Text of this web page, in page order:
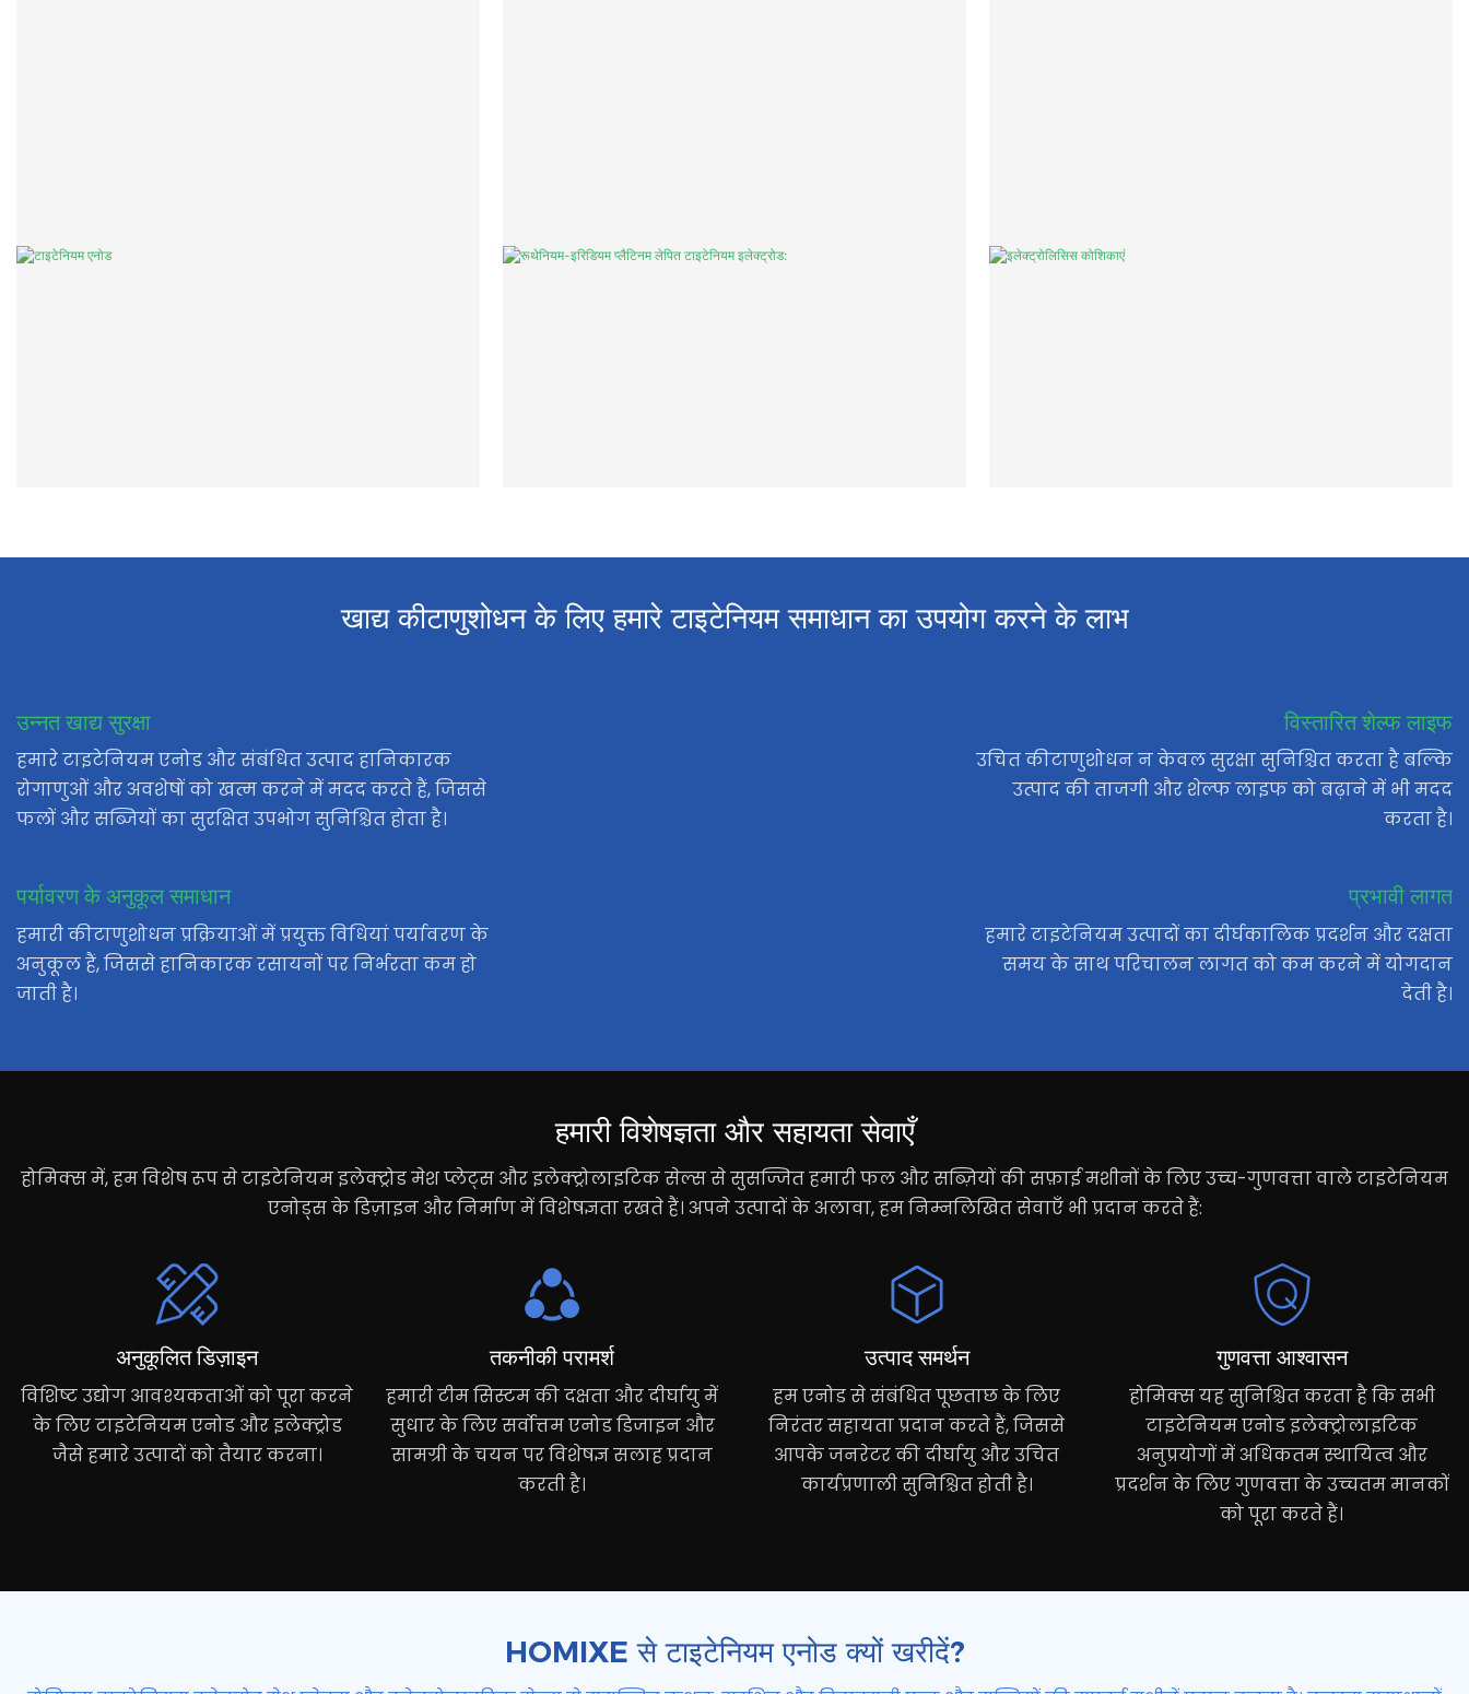
खाद्य कीटाणुशोधन के लिए हमारे टाइटेनियम समाधान का उपयोग करने के लाभ
उन्नत खाद्य सुरक्षा
हमारे टाइटेनियम एनोड और संबंधित उत्पाद हानिकारक
रोगाणुओं और अवशेषों को खत्म करने में मदद करते हैं, जिससे
फलों और सब्जियों का सुरक्षित उपभोग सुनिश्चित होता है।
पर्यावरण के अनुकूल समाधान
हमारी कीटाणुशोधन प्रक्रियाओं में प्रयुक्त विधियां पर्यावरण के
अनुकूल हैं, जिससे हानिकारक रसायनों पर निर्भरता कम हो
जाती है।
विस्तारित शेल्फ लाइफ
उचित कीटाणुशोधन न केवल सुरक्षा सुनिश्चित करता है बल्कि
उत्पाद की ताजगी और शेल्फ लाइफ को बढ़ाने में भी मदद
करता है।
प्रभावी लागत
हमारे टाइटेनियम उत्पादों का दीर्घकालिक प्रदर्शन और दक्षता
समय के साथ परिचालन लागत को कम करने में योगदान
देती है।
हमारी विशेषज्ञता और सहायता सेवाएँ
होमिक्स में, हम विशेष रूप से टाइटेनियम इलेक्ट्रोड मेश प्लेट्स और इलेक्ट्रोलाइटिक सेल्स से सुसज्जित हमारी फल और सब्ज़ियों की सफ़ाई मशीनों के लिए उच्च-गुणवत्ता वाले टाइटेनियम
एनोड्स के डिज़ाइन और निर्माण में विशेषज्ञता रखते हैं। अपने उत्पादों के अलावा, हम निम्नलिखित सेवाएँ भी प्रदान करते हैं:
अनुकूलित डिज़ाइन
विशिष्ट उद्योग आवश्यकताओं को पूरा करने
के लिए टाइटेनियम एनोड और इलेक्ट्रोड
जैसे हमारे उत्पादों को तैयार करना।
तकनीकी परामर्श
हमारी टीम सिस्टम की दक्षता और दीर्घायु में
सुधार के लिए सर्वोत्तम एनोड डिजाइन और
सामग्री के चयन पर विशेषज्ञ सलाह प्रदान
करती है।
उत्पाद समर्थन
हम एनोड से संबंधित पूछताछ के लिए
निरंतर सहायता प्रदान करते हैं, जिससे
आपके जनरेटर की दीर्घायु और उचित
कार्यप्रणाली सुनिश्चित होती है।
गुणवत्ता आश्वासन
होमिक्स यह सुनिश्चित करता है कि सभी
टाइटेनियम एनोड इलेक्ट्रोलाइटिक
अनुप्रयोगों में अधिकतम स्थायित्व और
प्रदर्शन के लिए गुणवत्ता के उच्चतम मानकों
को पूरा करते हैं।
HOMIXE से टाइटेनियम एनोड क्यों खरीदें?